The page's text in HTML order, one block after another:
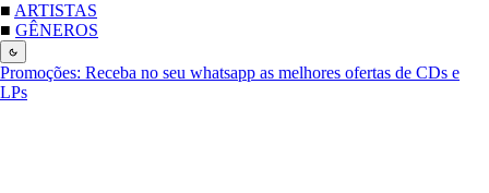
■ ARTISTAS
■ GÊNEROS
Promoções: Receba no seu whatsapp as melhores ofertas de CDs e
LPs